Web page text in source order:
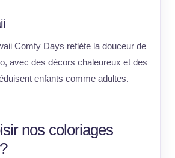
Comfy Days reflète la douceur de
avec des décors chaleureux et des
enfants comme adultes.
nos coloriages